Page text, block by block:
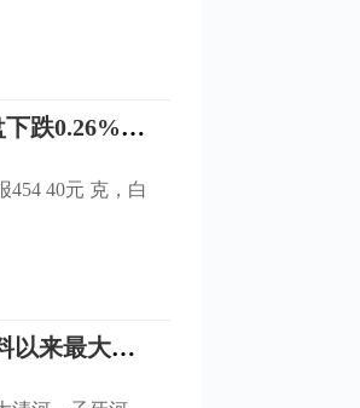
上海黄金交易所8月3日（周四）黄金T+D 收盘下跌0.26%报454.40元/克， 白银T+D 下跌2.51%报5,621.0元/千克。
454 40元 克，白
海河发生流域性大洪水！8条河流为有实测资料以来最大洪水